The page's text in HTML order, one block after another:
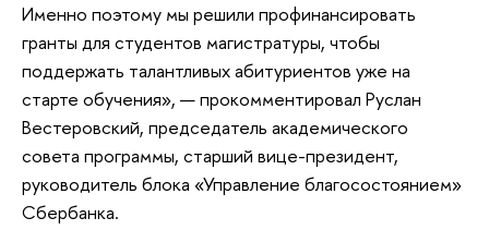
Именно поэтому мы решили профинансировать
гранты для студентов магистратуры, чтобы
поддержать талантливых абитуриентов уже на
старте обучения», — прокомментировал Руслан
Вестеровский, председатель академического
совета программы, старший вице-президент,
руководитель блока «Управление благосостоянием»
Сбербанка.